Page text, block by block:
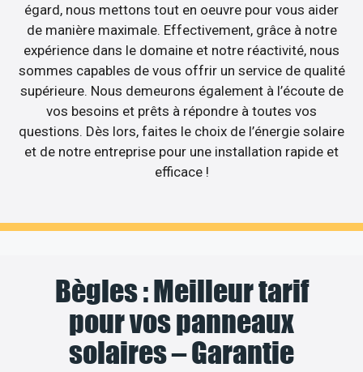
égard, nous mettons tout en oeuvre pour vous aider
de manière maximale. Effectivement, grâce à notre
expérience dans le domaine et notre réactivité, nous
sommes capables de vous offrir un service de qualité
supérieure. Nous demeurons également à l’écoute de
vos besoins et prêts à répondre à toutes vos
questions. Dès lors, faites le choix de l’énergie solaire
et de notre entreprise pour une installation rapide et
efficace !
Bègles : Meilleur tarif
pour vos panneaux
solaires – Garantie